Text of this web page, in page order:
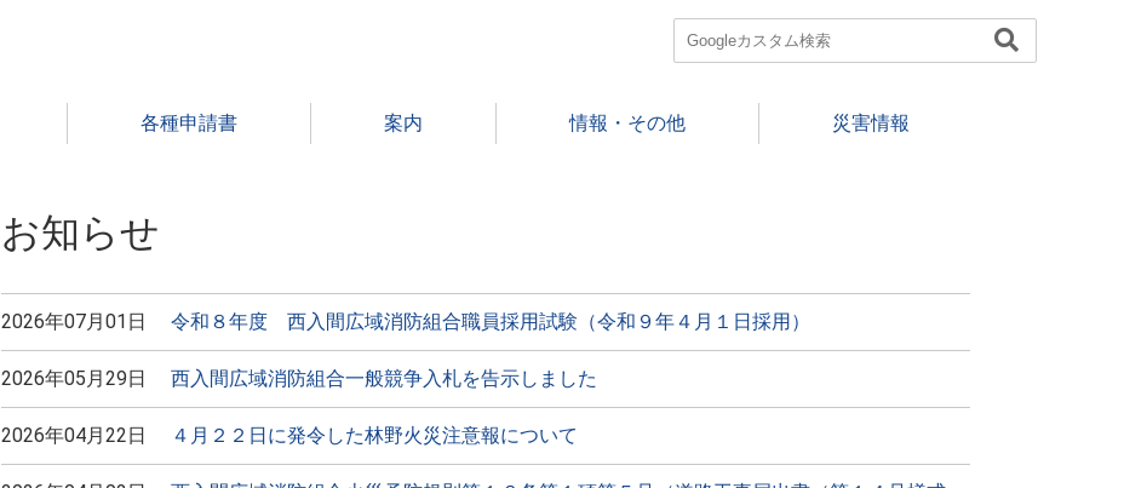
各種申請書 案内 情報・その他 災害情報
お知らせ
2026年07月01日 令和８年度 西入間広域消防組合職員採用試験（令和９年４月１日採用）
2026年05月29日 西入間広域消防組合一般競争入札を告示しました
2026年04月22日 ４月２２日に発令した林野火災注意報について